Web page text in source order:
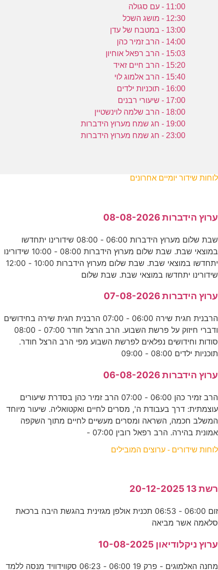
11:00 - עם סגולה
12:30 - מושג השכל
13:00 - במטבח של עדן
14:00 - הרב זמיר כהן
15:03 - הרב רפאל אוחיון
15:20 - הרב חיים זאיד
15:40 - הרב אלמוג לוי
16:00 - תוכניות ילדים
17:00 - שיעורי רבנים
18:00 - הרב שלמה לוינשטיין
19:00 - חג שמח מערוץ הידברות
23:00 - חג שמח מערוץ הידברות
לוחות שידור יומיים אחרונים
ערוץ הידברות 08-08-2026
שבת שלום מערוץ הידברות 06:00 - 08:00 שידורינו יתחדשו
במוצאי שבת. שבת שלום מערוץ הידברות 08:00 - 10:00 שידורינו
יתחדשו במוצאי שבת. שבת שלום מערוץ הידברות 10:00 - 12:00
שידורינו יתחדשו במוצאי שבת. שבת שלום
ערוץ הידברות 07-08-2026
הרבנית חגית שירה 06:00 - 07:00 הרבנית חגית שירה בחידושים
ודברי חיזוק על פרשת השבוע. הרב הרצל חודר 07:00 - 08:00
סודות וחידושים נפלאים לפרשת השבוע מפי הרב הרצל חודר.
תוכניות ילדים 08:00 - 09:00
ערוץ הידברות 06-08-2026
הרב זמיר כהן 06:00 - 07:00 הרב זמיר כהן בסדרת שיעורים
עוצמתית: דרך בעבודת ה', מסרים לחיים ואקטואליה. שיעור מיוחד
המשלב חכמה, השראה ומסרים מעשיים לחיים מתוך השקפה
אמונית בהירה. הרב רפאל רובין 07:00 -
לוחות שידורים - ערוצים המובילים
רשת 13 20-12-2025
זום 06:00 - 06:53 תכנית אולפן מגזינית בהגשת היבה ברכאת
סלאמה אשר מביאה
ערוץ ניקלודיאון 10-08-2025
מחנה האלמוגים - פרק 19 06:00 - 06:23 סקווידוויד מנסה ללמד